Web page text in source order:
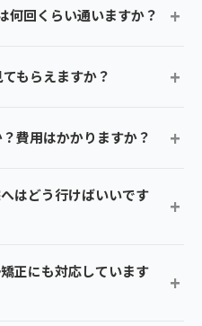
何回くらい通いますか？
もらえますか？
費用はかかりますか？
はどう行けばいいです
正にも対応しています